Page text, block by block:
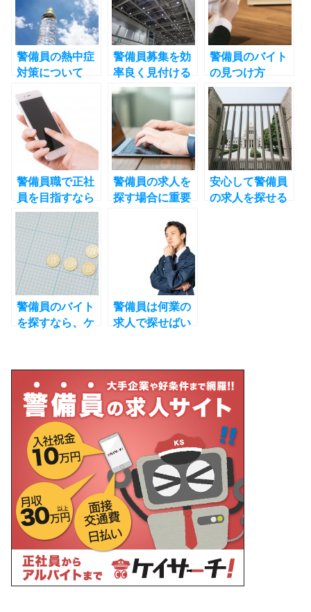
警備員の熱中症
対策について
警備員募集を効
率良く見付ける
方法とは
警備員のバイト
の見つけ方
警備員職で正社
員を目指すなら
このサイト
警備員の求人を
探す場合に重要
安心して警備員
の求人を探せる
警備員のバイト
を探すなら、ケ
警備員は何業の
求人で探せばい